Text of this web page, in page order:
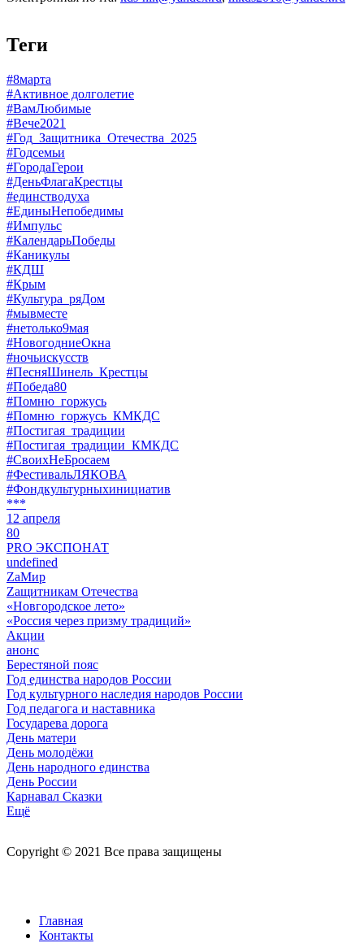
Теги
#8марта
#Активное долголетие
#ВамЛюбимые
#Вече2021
#Год_Защитника_Отечества_2025
#Годсемьи
#ГородаГерои
#ДеньФлагаКрестцы
#единстводуха
#ЕдиныНепобедимы
#Импульс
#КалендарьПобеды
#Каникулы
#КДШ
#Крым
#Культура_ряДом
#мывместе
#нетолько9мая
#НовогодниеОкна
#ночьискусств
#ПесняШинель_Крестцы
#Победа80
#Помню_горжусь
#Помню_горжусь_КМКДС
#Постигая_традиции
#Постигая_традиции_КМКДС
#СвоихНеБросаем
#ФестивальЛЯКОВА
#Фондкультурныхинициатив
***
12 апреля
80
PRO ЭКСПОНАТ
undefined
ZaМир
Zащитникам Отечества
«Новгородское лето»
«Россия через призму традиций»
Акции
анонс
Берестяной пояс
Год единства народов России
Год культурного наследия народов России
Год педагога и наставника
Государева дорога
День матери
День молодёжи
День народного единства
День России
Карнавал Сказки
Ещё
Copyright © 2021 Все права защищены
Главная
Контакты